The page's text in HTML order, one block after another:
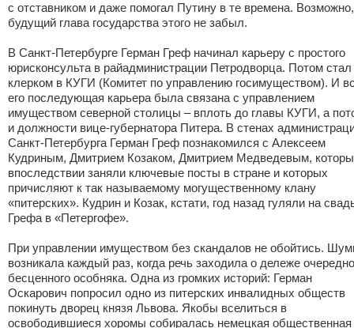
с отставником и даже помогал Путину в те времена. Возможно,
будущий глава государства этого не забыл.
В Санкт-Петербурге Герман Греф начинал карьеру с простого
юрисконсульта в райадминистрации Петродворца. Потом стал
клерком в КУГИ (Комитет по управлению госимуществом). И
его последующая карьера была связана с управлением
имуществом северной столицы – вплоть до главы КУГИ, а
и должности вице-губернатора Питера. В стенах
Санкт-Петербурга Герман Греф познакомился с Алексеем
Кудриным, Дмитрием Козаком, Дмитрием Медведевым,
впоследствии заняли ключевые посты в стране и которых
причисляют к так называемому могущественному клану
«питерских». Кудрин и Козак, кстати, год назад гуляли на
Грефа в «Петергофе».
При управлении имуществом без скандалов не обойтись.
возникала каждый раз, когда речь заходила о дележе
бесценного особняка. Одна из громких историй: Герман
Оскарович попросил одно из питерских инвалидных обществ
покинуть дворец князя Львова. Якобы вселиться в
освободившиеся хоромы собиралась немецкая общественная